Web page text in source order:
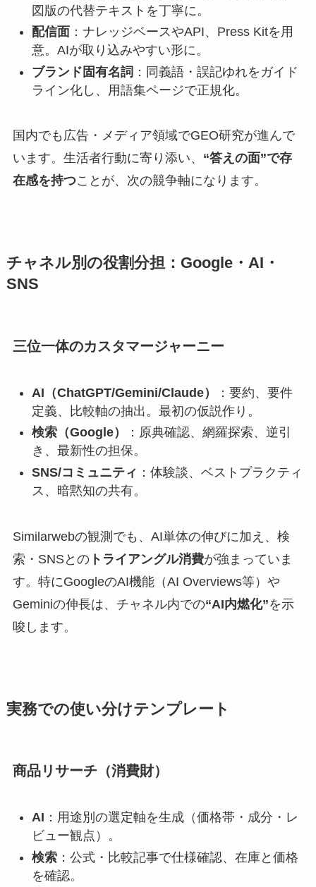
図版の代替テキストを丁寧に。
配信面 ：ナレッジベースやAPI、Press Kitを用
意。AIが取り込みやすい形に。
ブランド固有名詞 ：同義語・誤記ゆれをガイド
ライン化し、用語集ページで正規化。
国内でも広告・メディア領域でGEO研究が進んで
います。生活者行動に寄り添い、 “答えの面”で存
在感を持つことが、次の競争軸になります。
チャネル別の役割分担：Google・AI・
SNS
三位一体のカスタマージャーニー
AI（ChatGPT/Gemini/Claude）
：要約、要件
定義、比較軸の抽出。最初の仮説作り。
検索（Google）
：原典確認、網羅探索、逆引
き、最新性の担保。
SNS/コミュニティ ：体験談、ベストプラクティ
ス、暗黙知の共有。
Similarwebの観測でも、AI単体の伸びに加え、検
索・SNSとのトライアングル消費が強まっていま
す。特にGoogleのAI機能（AI Overviews等）や
Geminiの伸長は、チャネル内での“AI内燃化”を示
唆します。
実務での使い分けテンプレート
商品リサーチ（消費財）
AI ：用途別の選定軸を生成（価格帯・成分・レ
ビュー観点）。
検索：公式・比較記事で仕様確認、在庫と価格
を確認。